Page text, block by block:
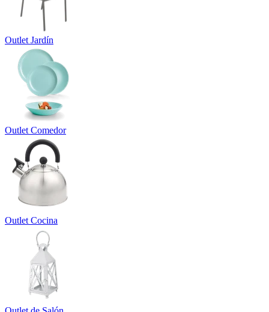
Outlet Jardín
Outlet Comedor
Outlet Cocina